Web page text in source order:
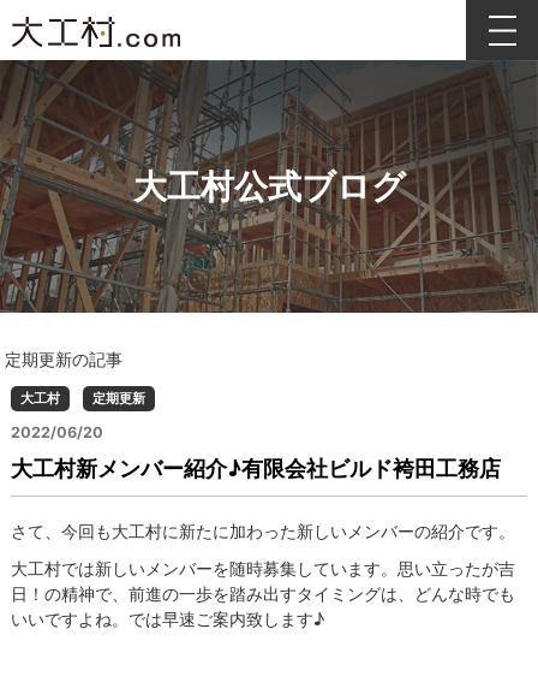
大工村公式ブログ
定期更新の記事
大工村 定期更新
2022/06/20
大工村新メンバー紹介♪有限会社ビルド袴田工務店
さて、今回も大工村に新たに加わった新しいメンバーの紹介です。
大工村では新しいメンバーを随時募集しています。思い立ったが吉
日！の精神で、前進の一歩を踏み出すタイミングは、どんな時でも
いいですよね。では早速ご案内致します♪